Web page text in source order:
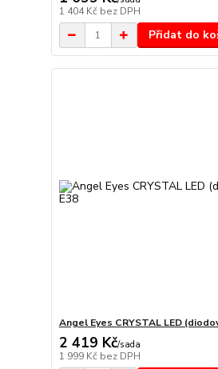
1 404 Kč bez DPH
Přidat do
Angel Eyes CRYSTAL LED
2 419 Kč/sada
1 999 Kč bez DPH